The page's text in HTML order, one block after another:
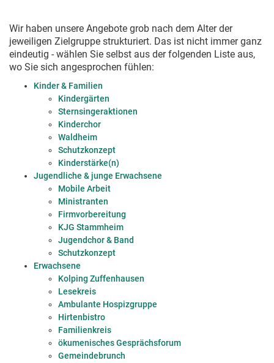
Wir haben unsere Angebote grob nach dem Alter der
jeweiligen Zielgruppe strukturiert. Das ist nicht immer ganz
eindeutig - wählen Sie selbst aus der folgenden Liste aus,
wo Sie sich angesprochen fühlen:
Kinder & Familien
Kindergärten
Sternsingeraktionen
Kinderchor
Waldheim
Schutzkonzept
Kinderstärke(n)
Jugendliche & junge Erwachsene
Mobile Arbeit
Ministranten
Firmvorbereitung
KJG Stammheim
Jugendchor & Band
Schutzkonzept
Erwachsene
Kolping Zuffenhausen
Lesekreis
Ambulante Hospizgruppe
Hirtenbistro
Familienkreis
ökumenisches Gesprächsforum
Gemeindebrunch